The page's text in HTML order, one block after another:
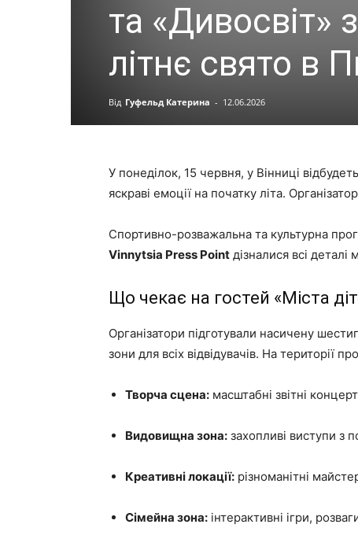
та
літнє свято в
Від Гуфельд Катерина - 12.06.2026
У понеділок, 15 червня, у Вінниці
яскраві емоції на початку літа.
Спортивно-розважальна та культурна
Vinnytsia Press Point дізналися всі
Що чекає на гостей «Міста
Організатори підготували насичену
зони для всіх відвідувачів. На території
Творча сцена: масштабні звітні
Видовищна зона: захопливі виступи з
Креативні локації: різноманітні
Сімейна зона: інтерактивні ігри,